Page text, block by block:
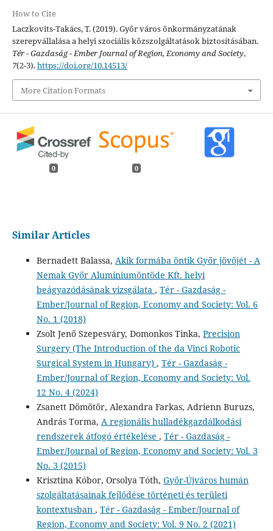
How to Cite
Laczkovits-Takács, T. (2019). Győr város önkormányzatának
szerepvállalása a helyi szociális közszolgáltatások biztosításában.
Tér - Gazdaság - Ember Journal of Region, Economy and Society,
7(2-3).https://doi.org/10.14513/
More Citation Formats
0 0
Similar Articles
Bernadett Balassa, Akik formába öntik Győr jövőjét - A
Nemak Győr Alumíniumöntöde Kft. helyi
beágyazódásának vizsgálata , Tér - Gazdaság -
Ember/Journal of Region, Economy and Society: Vol. 6
No. 1 (2018)
Zsolt Jenő Szepesváry, Domonkos Tinka, Precision
Surgery (The Introduction of the da Vinci Robotic
Surgical System in Hungary) , Tér - Gazdaság -
Ember/Journal of Region, Economy and Society: Vol.
12 No. 4 (2024)
Zsanett Dömötör, Alexandra Farkas, Adrienn Buruzs,
András Torma, A regionális hulladékgazdálkodási
rendszerek átfogó értékelése , Tér - Gazdaság -
Ember/Journal of Region, Economy and Society: Vol. 3
No. 3 (2015)
Krisztina Kóbor, Orsolya Tóth, Győr-Újváros humán
szolgáltatásainak fejlődése történeti és területi
kontextusban , Tér - Gazdaság - Ember/Journal of
Region, Economy and Society: Vol. 9 No. 2 (2021)